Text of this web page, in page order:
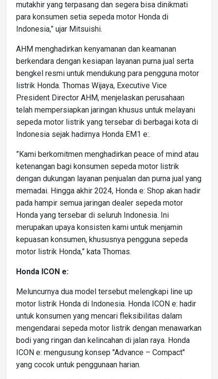
mutakhir yang terpasang dan segera bisa dinikmati
para konsumen setia sepeda motor Honda di
Indonesia,” ujar Mitsuishi.
AHM menghadirkan kenyamanan dan keamanan
berkendara dengan kesiapan layanan purna jual serta
bengkel resmi untuk mendukung para pengguna motor
listrik Honda. Thomas Wijaya, Executive Vice
President Director AHM, menjelaskan perusahaan
telah mempersiapkan jaringan khusus untuk melayani
sepeda motor listrik yang tersebar di berbagai kota di
Indonesia sejak hadirnya Honda EM1 e:.
”Kami berkomitmen menghadirkan peace of mind atau
ketenangan bagi konsumen sepeda motor listrik
dengan dukungan layanan penjualan dan purna jual yang
memadai. Hingga akhir 2024, Honda e: Shop akan hadir
pada hampir semua jaringan dealer sepeda motor
Honda yang tersebar di seluruh Indonesia. Ini
merupakan upaya konsisten kami untuk menjamin
kepuasan konsumen, khususnya pengguna sepeda
motor listrik Honda,” kata Thomas.
Honda ICON e:
Meluncurnya dua model tersebut melengkapi line up
motor listrik Honda di Indonesia. Honda ICON e: hadir
untuk konsumen yang mencari fleksibilitas dalam
mengendarai sepeda motor listrik dengan menawarkan
bodi yang ringan dan kelincahan di jalan raya. Honda
ICON e: mengusung konsep "Advance – Compact"
yang cocok untuk penggunaan harian.